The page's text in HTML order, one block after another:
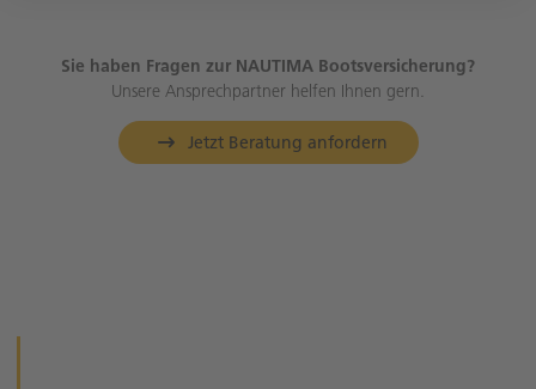
Sie haben Fragen zur NAUTIMA Bootsversicherung?
Unsere Ansprechpartner helfen Ihnen gern.
Jetzt Beratung anfordern